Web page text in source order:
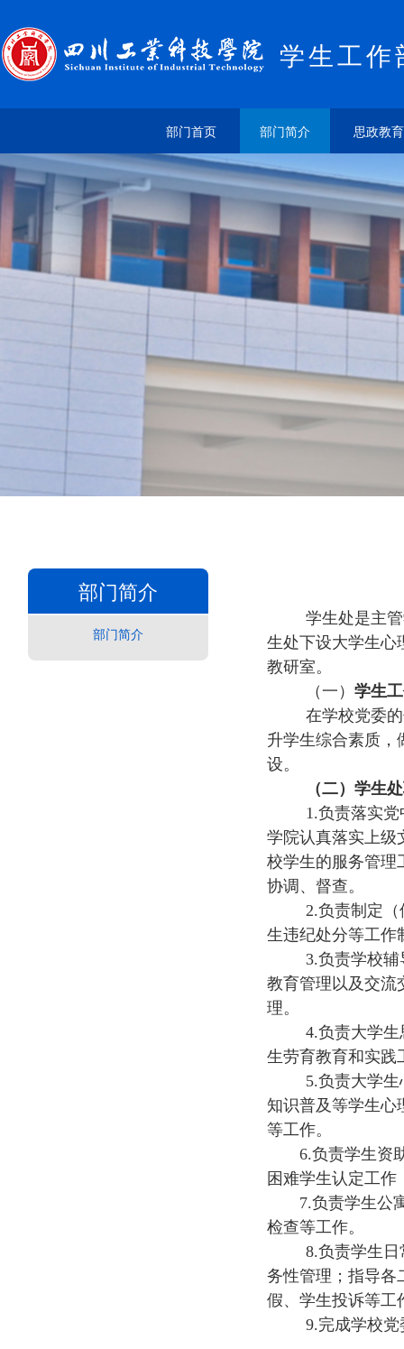
学生工
部门首页 部门简介 思政教育
部门简介
部门简介
学生处是主
生处下设大学生心
教研室。
（一） 学生
在学校党委
升学生综合素质，
设。
（二）学生
1.负责落实
学院认真落实上级
校学生的服务管理
协调、督查。
2.负责制定
生违纪处分等工作
3.负责学校
教育管理以及交流
理。
4.负责大学
生劳育教育和实践
5.负责大学
知识普及等学生心
等工作。
6.负责学生资
困难学生认定工
7.负责学生公
检查等工作。
8.负责学生
务性管理；指导各
假、学生投诉等工
9.完成学校